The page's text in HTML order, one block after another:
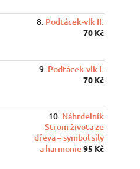
Podtácek-vlk II.
70 Kč
Podtácek-vlk I.
70 Kč
Náhrdelník
Strom života ze
dřeva – symbol síly
a harmonie95 Kč